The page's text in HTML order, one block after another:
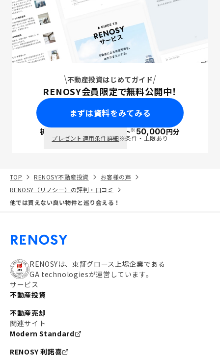
不動産投資はじめてガイド
RENOSY会員限定で無料公開中！
まずは資料をみてみる
初回面談で ポイント※50,000円分
プレゼント適用条件詳細※条件・上限あり
TOP RENOSY不動産投資
お客様の声
RENOSY（リノシー）の評判・口コミ
他では買えない良い物件と巡り会える！
RENOSYは、東証グロース上場企業である
GA technologiesが運営しています。
サービス
不動産投資
不動産売却
関連サイト
Modern Standard
RENOSY 利諾喜